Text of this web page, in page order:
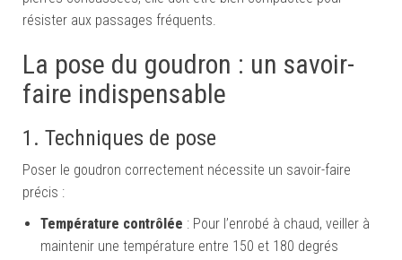
résister aux passages fréquents.
La pose du goudron : un savoir-
faire indispensable
1. Techniques de pose
Poser le goudron correctement nécessite un savoir-faire
précis :
Température contrôlée : Pour l’enrobé à chaud, veiller à
maintenir une température entre 150 et 180 degrés